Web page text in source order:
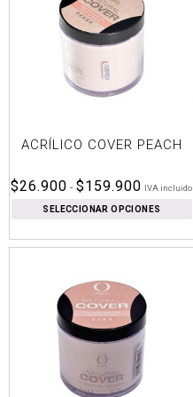
ACRÍLICO COVER PEACH
$26.900 - $159.900 Rango
IVA incluido
SELECCIONAR OPCIONES